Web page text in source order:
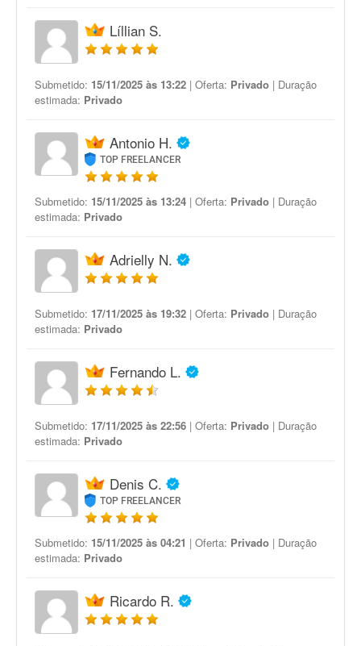
Líllian S.
Submetido: 15/11/2025 às 13:22 | Oferta: Privado | Duração
estimada: Privado
Antonio H.
TOP FREELANCER
Submetido: 15/11/2025 às 13:24 | Oferta: Privado | Duração
estimada: Privado
Adrielly N.
Submetido: 17/11/2025 às 19:32 | Oferta: Privado | Duração
estimada: Privado
Fernando L.
Submetido: 17/11/2025 às 22:56 | Oferta: Privado | Duração
estimada: Privado
Denis C.
TOP FREELANCER
Submetido: 15/11/2025 às 04:21 | Oferta: Privado | Duração
estimada: Privado
Ricardo R.